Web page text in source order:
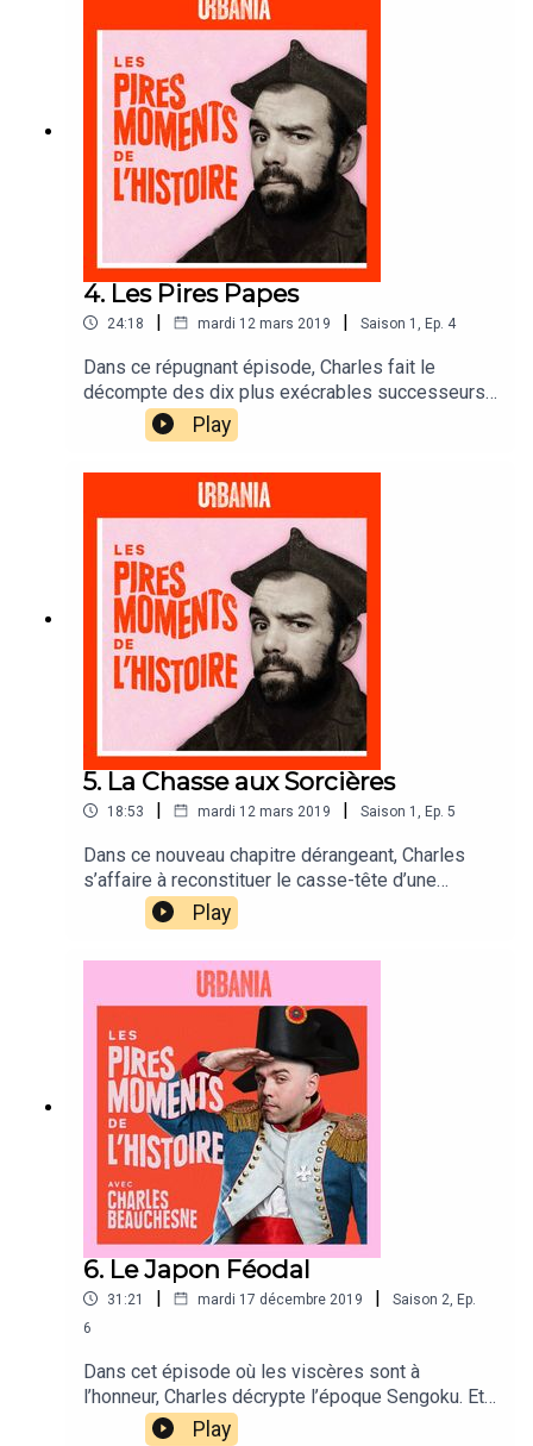
4. Les Pires Papes
24:18 | mardi 12 mars 2019 | Saison 1 Ep. 4
Dans ce répugnant épisode, Charles fait le
décompte des dix plus exécrables successeurs
de Saint-Pierre. Un topo riche en gorges coupées
et en maladies vénériennes.
Play
5. La Chasse aux Sorcières
18:53 | mardi 12 mars 2019 | Saison 1 Ep. 5
Dans ce nouveau chapitre dérangeant, Charles
s’affaire à reconstituer le casse-tête d’une
époque où peur et superstitions menèrent
femmes, hommes et enfants tout droit dans la
Play
6. Le Japon Féodal
31:21 | mardi 17 décembre 2019 | Saison 2, Ep.
6
Dans cet épisode où les viscères sont à
l’honneur, Charles décrypte l’époque Sengoku. Et
de grâce, enlevez vos chaussures avant d’entrer
Play